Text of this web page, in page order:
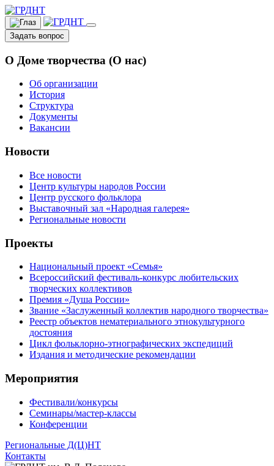
Задать вопрос
О Доме творчества (О нас)
Об организации
История
Структура
Документы
Вакансии
Новости
Все новости
Центр культуры народов России
Центр русского фольклора
Выставочный зал «Народная галерея»
Региональные новости
Проекты
Национальный проект «Семья»
Всероссийский фестиваль-конкурс любительских
творческих коллективов
Премия «Душа России»
Звание «Заслуженный коллектив народного творчества»
Реестр объектов нематериального этнокультурного
достояния
Цикл фольклорно-этнографических экспедиций
Издания и методические рекомендации
Мероприятия
Фестивали/конкурсы
Семинары/мастер-классы
Конференции
Региональные Д(Ц)НТ
Контакты